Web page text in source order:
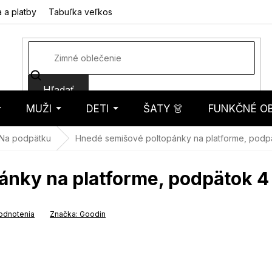
a platby Tabuľka veľkostí
Hľadať
MUŽI DETI ŠATY 👗 FUNKČNÉ
podpätku Hnedé semišové poltopánky na platforme,
na platforme, podpätok 4
Značka: Goodin